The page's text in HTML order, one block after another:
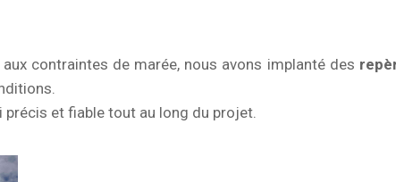
contraintes de marée, nous avons implanté des
précis et fiable tout au long du projet.